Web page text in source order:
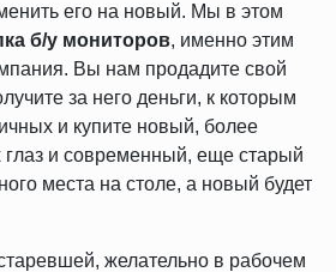
его на новый. Мы в этом
б/у мониторов, именно этим
Вы нам продадите свой
за него деньги, к которым
и купите новый, более
и современный, еще старый
места на столе, а новый будет
желательно в рабочем